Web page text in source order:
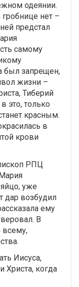
одеянии.
нет –
предстал
самому
был запрещен,
жизни –
Тиберий
это, только
красным.
в
крови
РПЦ
уже
дар возбудил
ему
В
всему,
Иисуса,
Христа, когда